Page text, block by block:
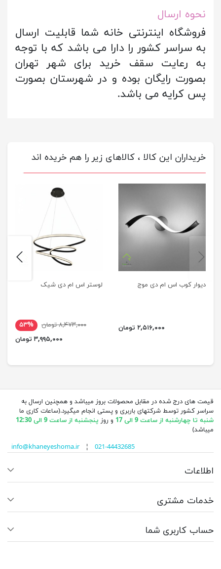
نحوه ارسال
فروشگاه اینترنتی خانه شما قابلیت ارسال
به سراسر کشور را دارا می باشد که با توجه
به رعایت سقف خرید برای شهر تهران
بصورت رایگان بوده و در شهرستان بصورت
پس کرایه می باشد.
خریداران این کالا ، کالاهای زیر را هم خریده اند
دیوار کوب اس ام دی موج
۲,۵۱۶,۰۰۰ تومان
لوستر اس ام دی شیک
۸,۴۷۳,۰۰۰ تومان
۵۳%
۳,۹۹۵,۰۰۰ تومان
previus
قیمت های درج شده در مقابل محصولات بروز میباشد و همچنین ارسال به
سراسر کشور توسط شرکتهای باربری و پستی انجام میگیرد.(ساعات کاری ما
شنبه تا چهارشنبه از ساعت 9 الی 17
و روز پنجشنبه از ساعت 9 الی 12:30
میباشد)
info@khaneyeshoma.ir¦ 021-44432685
اطلاعات
خدمات مشتری
حساب کاربری شما